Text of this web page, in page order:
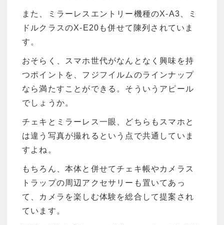
また、ミラーレスエントリー機種のX-A3、ミ
ドルクラスのX-E20も併せて陳列されていま
す。
おそらく、スマホ世代がなんとなく興味を持
つポイントを、フジフイルムのラインナップ
なら満たすことができる。そういうアピール
でしょうか。
チェキとミラーレス一眼、どちらもスマホと
は違う写真が撮れるという点で共通していま
すよね。
もちろん、本体と併せてチェキ帳やカメラス
トラップの周辺アクセサリーも置いてあっ
て、カメラを楽しむ体験を総合して提案され
ています。